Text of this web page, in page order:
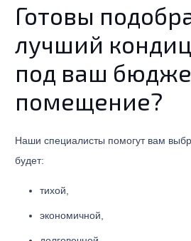
Готовы
лучший
под ваш
помещение?
Наши специалисты помогут вам
будет:
тихой,
экономичной,